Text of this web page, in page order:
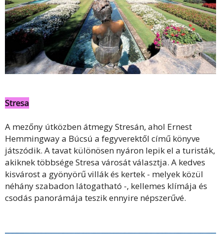
Stresa
A mezőny útközben átmegy Stresán, ahol Ernest
Hemmingway a Búcsú a fegyverektől című könyve
játszódik. A tavat különösen nyáron lepik el a turisták,
akiknek többsége Stresa városát választja. A kedves
kisvárost a gyönyörű villák és kertek - melyek közül
néhány szabadon látogatható -, kellemes klímája és
csodás panorámája teszik ennyire népszerűvé.